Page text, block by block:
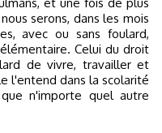
serons, dans les mois
avec ou sans foulard,
Celui du droit
de vivre, travailler et
l'entend dans la scolarité
n'importe quel autre